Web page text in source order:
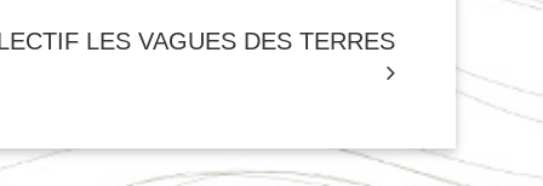
LES VAGUES DES TERRES